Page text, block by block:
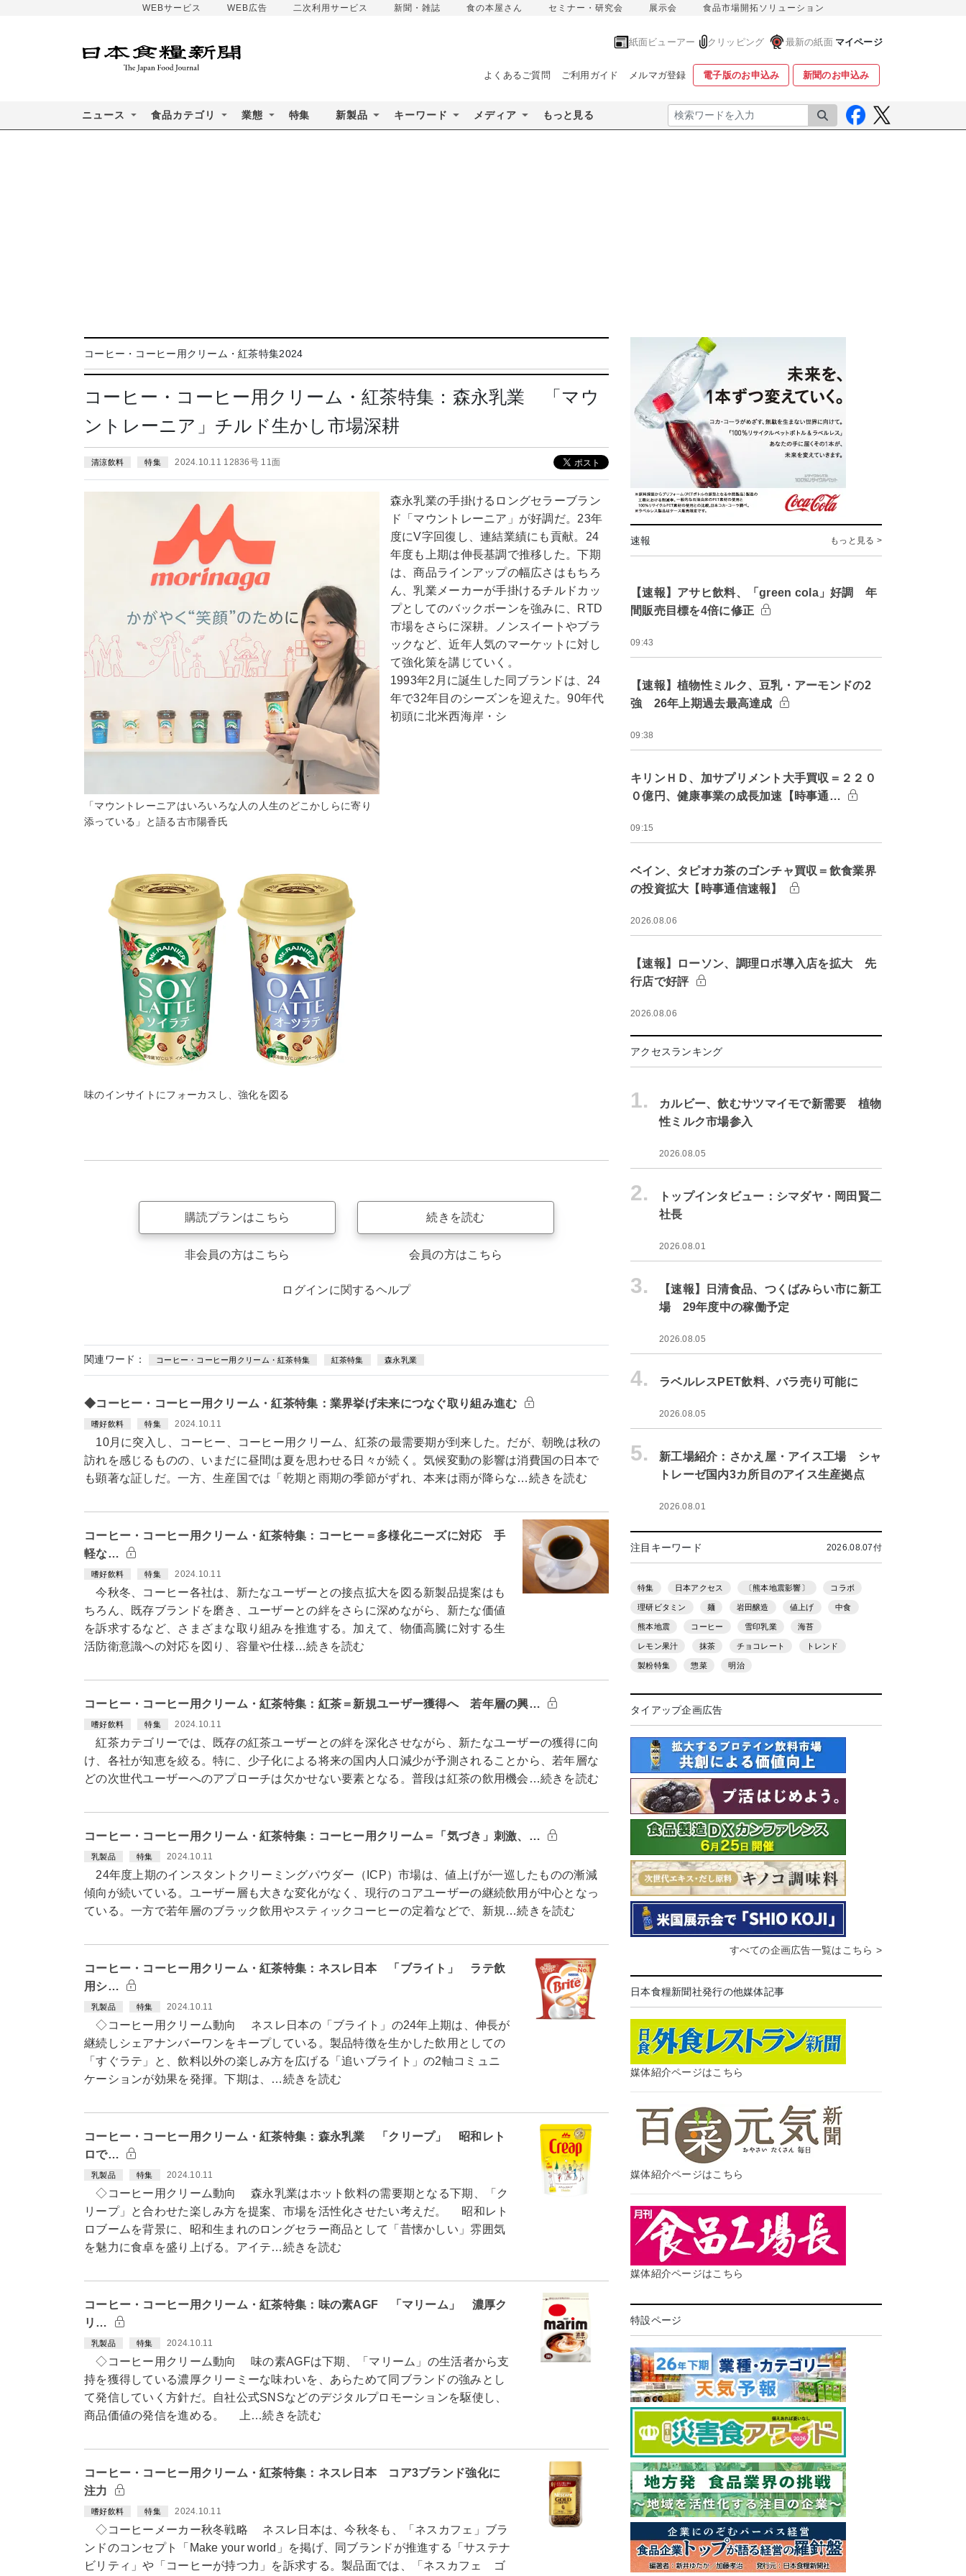
WEBサービス WEB広告 二次利用サービス 新聞・雑誌 食の本屋さん セミナー・研究会 展示会 食品市場開拓ソリューション
紙面ビューアー クリッピング 最新の紙面 マイページ
よくあるご質問 ご利用ガイド メルマガ登録 電子版のお申込み 新聞のお申込み
ニュース 食品カテゴリ 業態 特集 新製品 キーワード メディア もっと見る 検索
コーヒー・コーヒー用クリーム・紅茶特集2024
コーヒー・コーヒー用クリーム・紅茶特集：森永乳業 「マウ
ントレーニア」チルド生かし市場深耕
清涼飲料 特集 2024.10.11 12836号 11面
「マウントレーニアはいろいろな人の人生のどこかしらに寄り
添っている」と語る古市陽香氏
味のインサイトにフォーカスし、強化を図る
森永乳業の手掛けるロングセラーブラン
ド「マウントレーニア」が好調だ。23年
度にV字回復し、連結業績にも貢献。24
年度も上期は伸長基調で推移した。下期
は、商品ラインアップの幅広さはもちろ
ん、乳業メーカーが手掛けるチルドカッ
プとしてのバックボーンを強みに、RTD
市場をさらに深耕。ノンスイートやブラ
ックなど、近年人気のマーケットに対し
て強化策を講じていく。
1993年2月に誕生した同ブランドは、24
年で32年目のシーズンを迎えた。90年代
初頭に北米西海岸・シ
購読プランはこちら
非会員の方はこちら
続きを読む
会員の方はこちら
ログインに関するヘルプ
関連ワード： コーヒー・コーヒー用クリーム・紅茶特集 紅茶特集 森永乳業
◆コーヒー・コーヒー用クリーム・紅茶特集：業界挙げ未来につなぐ取り組み進む
嗜好飲料 特集 2024.10.11
10月に突入し、コーヒー、コーヒー用クリーム、紅茶の最需要期が到来した。だが、朝晩は秋の
訪れを感じるものの、いまだに昼間は夏を思わせる日々が続く。気候変動の影響は消費国の日本で
も顕著な証しだ。一方、生産国では「乾期と雨期の季節がずれ、本来は雨が降らな…続きを読む
コーヒー・コーヒー用クリーム・紅茶特集：コーヒー＝多様化ニーズに対応 手
軽な…
嗜好飲料 特集 2024.10.11
今秋冬、コーヒー各社は、新たなユーザーとの接点拡大を図る新製品提案はも
ちろん、既存ブランドを磨き、ユーザーとの絆をさらに深めながら、新たな価値
を訴求するなど、さまざまな取り組みを推進する。加えて、物価高騰に対する生
活防衛意識への対応を図り、容量や仕様…続きを読む
コーヒー・コーヒー用クリーム・紅茶特集：紅茶＝新規ユーザー獲得へ 若年層の興…
嗜好飲料 特集 2024.10.11
紅茶カテゴリーでは、既存の紅茶ユーザーとの絆を深化させながら、新たなユーザーの獲得に向
け、各社が知恵を絞る。特に、少子化による将来の国内人口減少が予測されることから、若年層な
どの次世代ユーザーへのアプローチは欠かせない要素となる。普段は紅茶の飲用機会…続きを読む
コーヒー・コーヒー用クリーム・紅茶特集：コーヒー用クリーム＝「気づき」刺激、…
乳製品 特集 2024.10.11
24年度上期のインスタントクリーミングパウダー（ICP）市場は、値上げが一巡したものの漸減
傾向が続いている。ユーザー層も大きな変化がなく、現行のコアユーザーの継続飲用が中心となっ
ている。一方で若年層のブラック飲用やスティックコーヒーの定着などで、新規…続きを読む
コーヒー・コーヒー用クリーム・紅茶特集：ネスレ日本 「ブライト」 ラテ飲
用シ…
乳製品 特集 2024.10.11
◇コーヒー用クリーム動向 ネスレ日本の「ブライト」の24年上期は、伸長が
継続しシェアナンバーワンをキープしている。製品特徴を生かした飲用としての
「すぐラテ」と、飲料以外の楽しみ方を広げる「追いブライト」の2軸コミュニ
ケーションが効果を発揮。下期は、…続きを読む
コーヒー・コーヒー用クリーム・紅茶特集：森永乳業 「クリープ」 昭和レト
ロで…
乳製品 特集 2024.10.11
◇コーヒー用クリーム動向 森永乳業はホット飲料の需要期となる下期、「ク
リープ」と合わせた楽しみ方を提案、市場を活性化させたい考えだ。 昭和レト
ロブームを背景に、昭和生まれのロングセラー商品として「昔懐かしい」雰囲気
を魅力に食卓を盛り上げる。アイテ…続きを読む
コーヒー・コーヒー用クリーム・紅茶特集：味の素AGF 「マリーム」 濃厚ク
リ…
乳製品 特集 2024.10.11
◇コーヒー用クリーム動向 味の素AGFは下期、「マリーム」の生活者から支
持を獲得している濃厚クリーミーな味わいを、あらためて同ブランドの強みとし
て発信していく方針だ。自社公式SNSなどのデジタルプロモーションを駆使し、
商品価値の発信を進める。 上…続きを読む
コーヒー・コーヒー用クリーム・紅茶特集：ネスレ日本 コア3ブランド強化に
注力
嗜好飲料 特集 2024.10.11
◇コーヒーメーカー秋冬戦略 ネスレ日本は、今秋冬も、「ネスカフェ」ブラ
ンドのコンセプト「Make your world」を掲げ、同ブランドが推進する「サステナ
ビリティ」や「コーヒーが持つ力」を訴求する。製品面では、「ネスカフェ ゴ
速報 もっと見る >
【速報】アサヒ飲料、「green cola」好調 年
間販売目標を4倍に修正
09:43
【速報】植物性ミルク、豆乳・アーモンドの2
強 26年上期過去最高達成
09:38
キリンＨＤ、加サプリメント大手買収＝２２０
０億円、健康事業の成長加速【時事通…
09:15
ベイン、タピオカ茶のゴンチャ買収＝飲食業界
の投資拡大【時事通信速報】
2026.08.06
【速報】ローソン、調理ロボ導入店を拡大 先
行店で好評
2026.08.06
アクセスランキング
1.
カルビー、飲むサツマイモで新需要 植物
性ミルク市場参入
2026.08.05
2.
トップインタビュー：シマダヤ・岡田賢二
社長
2026.08.01
3.
【速報】日清食品、つくばみらい市に新工
場 29年度中の稼働予定
2026.08.05
4. ラベルレスPET飲料、バラ売り可能に
2026.08.05
5.
新工場紹介：さかえ屋・アイス工場 シャ
トレーゼ国内3カ所目のアイス生産拠点
2026.08.01
注目キーワード 2026.08.07付
特集 日本アクセス 〔熊本地震影響〕 コラボ
理研ビタミン 麺 岩田醸造 値上げ 中食
熊本地震 コーヒー 雪印乳業 海苔
レモン果汁 抹茶 チョコレート トレンド
製粉特集 惣菜 明治
タイアップ企画広告
すべての企画広告一覧はこちら >
日本食糧新聞社発行の他媒体記事
媒体紹介ページはこちら
媒体紹介ページはこちら
媒体紹介ページはこちら
特設ページ